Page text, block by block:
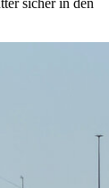
sicher in den